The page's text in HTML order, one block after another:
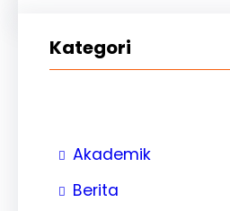
Kategori
Akademik
Berita